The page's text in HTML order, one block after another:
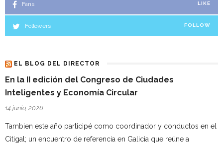
Fans LIKE
Followers FOLLOW
EL BLOG DEL DIRECTOR
En la II edición del Congreso de Ciudades
Inteligentes y Economía Circular
14 junio, 2026
Tambien este año participé como coordinador y conductos en el
Citigal; un encuentro de referencia en Galicia que reúne a